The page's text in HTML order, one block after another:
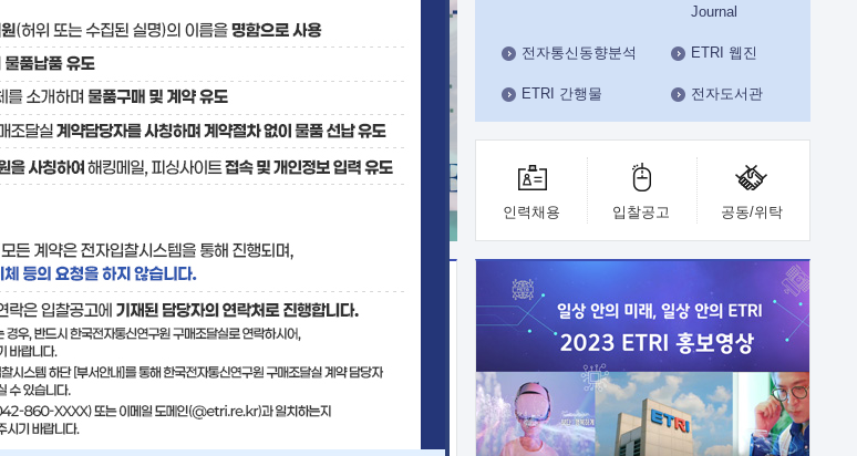
기획본부
사업화본부
행정본부
대외협력부
Journal
전자통신동향분석 ETRI 웹진
ETRI 간행물 전자도서관
인력채용 입찰공고 공동/위탁
기술사업화플랫폼/기술이전
기술예고 중소기업 지원
보유특허 이전가능 기술
융합기술연구생산센터 반도체실험실